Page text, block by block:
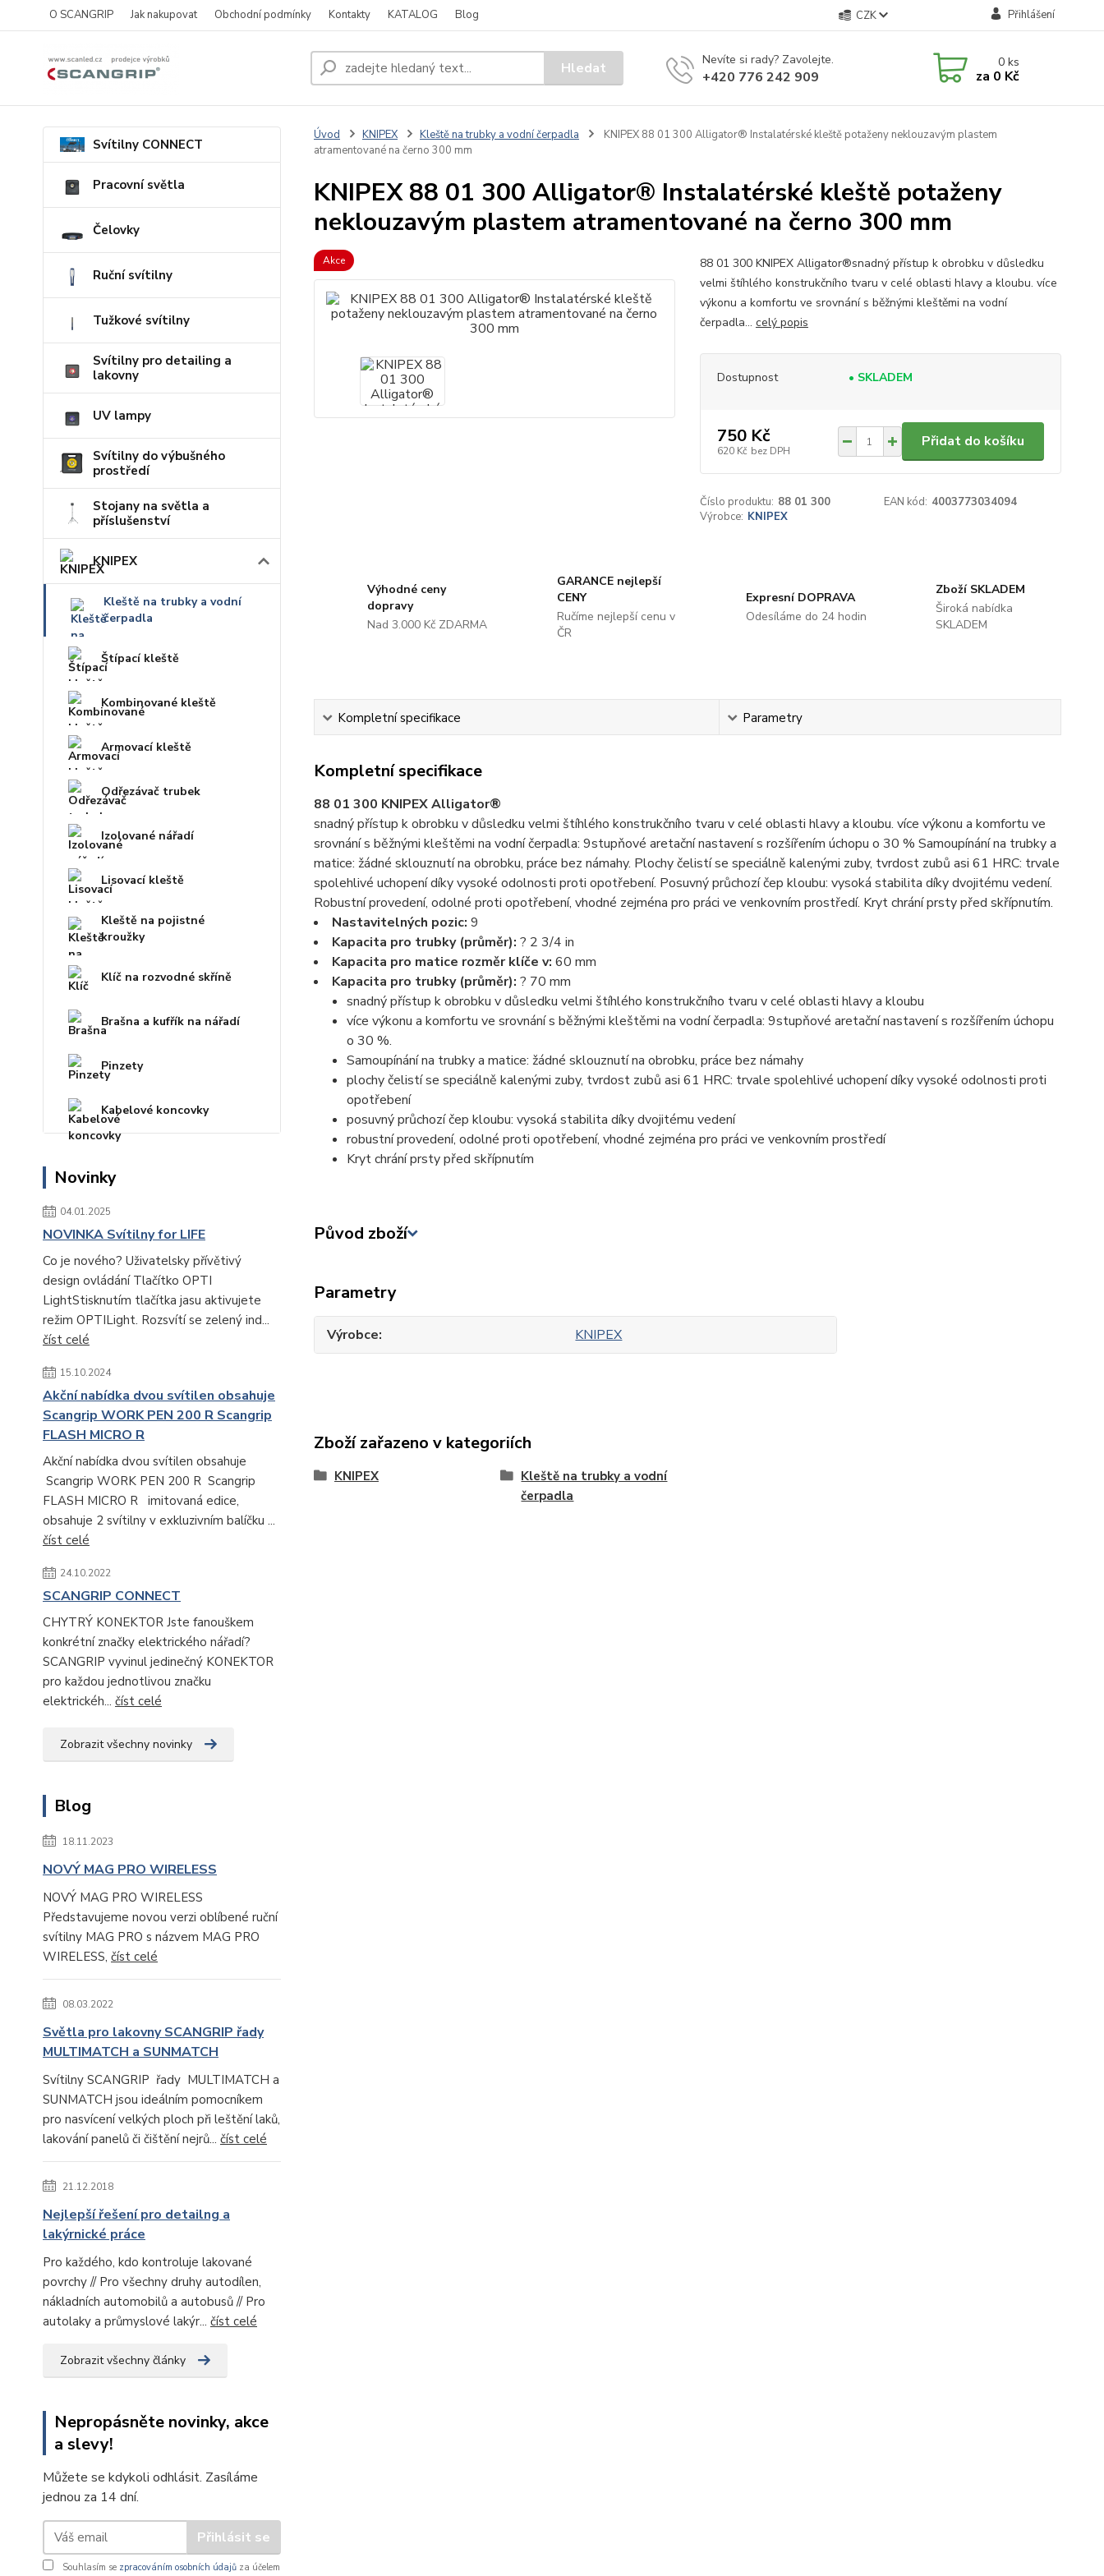
O SCANGRIP Jak nakupovat Obchodní podmínky Kontakty KATALOG Blog CZK Přihlášení
Hledat Nevíte si rady? Zavolejte.
+420 776 242 909
0ks
za 0 Kč
Svítilny CONNECT
Pracovní světla
Čelovky
Ruční svítilny
Tužkové svítilny
Svítilny pro detailing a
lakovny
UV lampy
Svítilny do výbušného
prostředí
Stojany na světla a
příslušenství
KNIPEX
Kleště na trubky a vodní
čerpadla
Štípací kleště
Kombinované kleště
Armovací kleště
Odřezávač trubek
Izolované nářadí
Lisovací kleště
Kleště na pojistné
kroužky
Klíč na rozvodné skříně
Brašna a kufřík na nářadí
Pinzety
Kabelové koncovky
Novinky
04.01.2025
NOVINKA Svítilny for LIFE
Co je nového? Uživatelsky přívětivý
design ovládání Tlačítko OPTI
LightStisknutím tlačítka jasu aktivujete
režim OPTILight. Rozsvítí se zelený ind...
číst celé
15.10.2024
Akční nabídka dvou svítilen obsahuje
Scangrip WORK PEN 200 R Scangrip
FLASH MICRO R
Akční nabídka dvou svítilen obsahuje
Scangrip WORK PEN 200 R Scangrip
FLASH MICRO R imitovaná edice,
obsahuje 2 svítilny v exkluzivním balíčku ...
číst celé
24.10.2022
SCANGRIP CONNECT
CHYTRÝ KONEKTOR Jste fanouškem
konkrétní značky elektrického nářadí?
SCANGRIP vyvinul jedinečný KONEKTOR
pro každou jednotlivou značku
elektrickéh... číst celé
Zobrazit všechny novinky
Blog
18.11.2023
NOVÝ MAG PRO WIRELESS
NOVÝ MAG PRO WIRELESS
Představujeme novou verzi oblíbené ruční
svítilny MAG PRO s názvem MAG PRO
WIRELESS, číst celé
08.03.2022
Světla pro lakovny SCANGRIP řady
MULTIMATCH a SUNMATCH
Svítilny SCANGRIP řady MULTIMATCH a
SUNMATCH jsou ideálním pomocníkem
pro nasvícení velkých ploch při leštění laků,
lakování panelů či čištění nejrů... číst celé
21.12.2018
Nejlepší řešení pro detailng a
lakýrnické práce
Pro každého, kdo kontroluje lakované
povrchy // Pro všechny druhy autodílen,
nákladních automobilů a autobusů // Pro
autolaky a průmyslové lakýr... číst celé
Zobrazit všechny články
Nepropásněte novinky, akce
a slevy!
Můžete se kdykoli odhlásit. Zasíláme
jednou za 14 dní.
Přihlásit se
Souhlasím se zpracováním osobních údajů za účelem
Úvod KNIPEX Kleště na trubky a vodní čerpadla
KNIPEX 88 01 300 Alligator® Instalatérské kleště potaženy neklouzavým plastem
atramentované na černo 300 mm
KNIPEX 88 01 300 Alligator® Instalatérské kleště potaženy
neklouzavým plastem atramentované na černo 300 mm
Akce
88 01 300 KNIPEX Alligator®snadný přístup k obrobku v důsledku
velmi štíhlého konstrukčního tvaru v celé oblasti hlavy a kloubu. více
výkonu a komfortu ve srovnání s běžnými kleštěmi na vodní
čerpadla... celý popis
Dostupnost • SKLADEM
750 Kč
620 Kč bez DPH
Přidat do košíku
Číslo produktu: 88 01 300 EAN kód: 4003773034094
Výrobce: KNIPEX
Výhodné ceny
dopravy
Nad 3.000 Kč ZDARMA
GARANCE nejlepší
CENY
Ručíme nejlepší cenu v
ČR
Expresní DOPRAVA
Odesíláme do 24 hodin
Zboží SKLADEM
Široká nabídka
SKLADEM
Kompletní specifikace Parametry
Kompletní specifikace
88 01 300 KNIPEX Alligator®
snadný přístup k obrobku v důsledku velmi štíhlého konstrukčního tvaru v celé oblasti hlavy a kloubu. více výkonu a komfortu ve
srovnání s běžnými kleštěmi na vodní čerpadla: 9stupňové aretační nastavení s rozšířením úchopu o 30 % Samoupínání na trubky a
matice: žádné sklouznutí na obrobku, práce bez námahy. Plochy čelistí se speciálně kalenými zuby, tvrdost zubů asi 61 HRC: trvale
spolehlivé uchopení díky vysoké odolnosti proti opotřebení. Posuvný průchozí čep kloubu: vysoká stabilita díky dvojitému vedení.
Robustní provedení, odolné proti opotřebení, vhodné zejména pro práci ve venkovním prostředí. Kryt chrání prsty před skřípnutím.
Nastavitelných pozic: 9
Kapacita pro trubky (průměr): ? 2 3/4 in
Kapacita pro matice rozměr klíče v: 60 mm
Kapacita pro trubky (průměr): ? 70 mm
snadný přístup k obrobku v důsledku velmi štíhlého konstrukčního tvaru v celé oblasti hlavy a kloubu
více výkonu a komfortu ve srovnání s běžnými kleštěmi na vodní čerpadla: 9stupňové aretační nastavení s rozšířením úchopu
o 30 %.
Samoupínání na trubky a matice: žádné sklouznutí na obrobku, práce bez námahy
plochy čelistí se speciálně kalenými zuby, tvrdost zubů asi 61 HRC: trvale spolehlivé uchopení díky vysoké odolnosti proti
opotřebení
posuvný průchozí čep kloubu: vysoká stabilita díky dvojitému vedení
robustní provedení, odolné proti opotřebení, vhodné zejména pro práci ve venkovním prostředí
Kryt chrání prsty před skřípnutím
Původ zboží
Parametry
Výrobce KNIPEX
Zboží zařazeno v kategoriích
KNIPEX
Kleště na trubky a vodní
čerpadla